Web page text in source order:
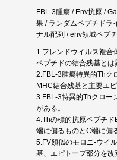
FBL-3腫瘍 / Env抗原 /
果 / ランダムペプチドラ
ナル配列 / env領域ペプ
1.フレンドウイルス複合
ペプチドの結合残基とは
2.FBL-3腫瘍特異的Thク
MHC結合残基と主要エ
3.FBL-3特異的Thクロー
がある。
4.Thの標的抗原ペプチ
端に偏るものとC端に偏
5.FV類似のモロニ-ウイ
基、エピトープ部分を改